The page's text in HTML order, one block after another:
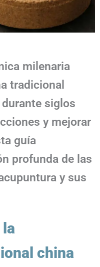
milenaria
tradicional
siglos
y mejorar
guía
profunda de las
y sus
la
china